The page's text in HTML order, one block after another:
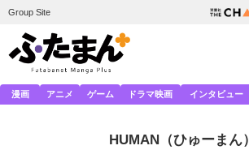
Group Site
漫画 アニメ ゲーム ドラマ映画 インタビュー
HUMAN （ひゅーまん）